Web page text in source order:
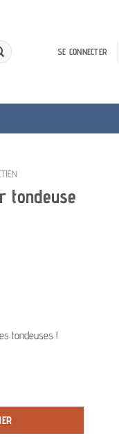
SE CONNECTER
tondeuse
tondeuses !
- Steinhart